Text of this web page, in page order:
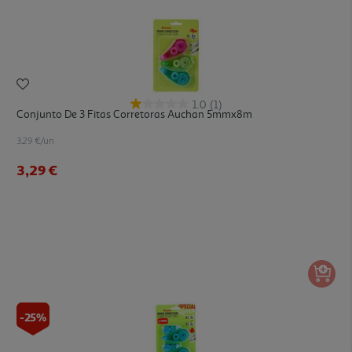
1.0 (1)
Conjunto De 3 Fitas Corretoras Auchan 5mmx8m
3.29 €/un
3,29 €
-25%